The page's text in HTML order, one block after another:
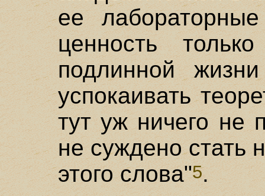
ее
ценность
подлинной
успокаивать
тут уж ничего не
не суждено стать
этого слова"5.